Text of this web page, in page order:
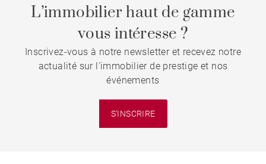
L’immobilier haut de gamme
vous intéresse ?
Inscrivez-vous à notre newsletter et recevez notre
actualité sur l'immobilier de prestige et nos
événements
S'INSCRIRE